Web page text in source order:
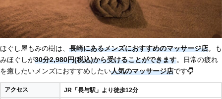
ほぐし屋もみの樹は、 長崎にあるメンズにおすすめのマッサージ店。も
みほぐしが30分2,980円(税込)から受けることができます。日常の疲れ
を癒したいメンズにおすすめしたい人気のマッサージ店です
アクセス JR「長与駅」より徒歩12分